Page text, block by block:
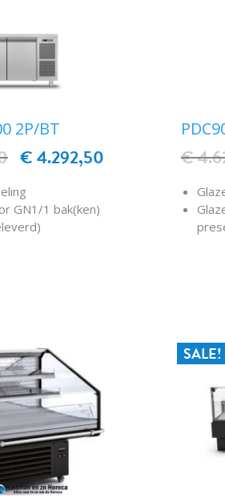
2P/BT
€ 4.292,50
GN1/1 bak(ken)
€
SALE!